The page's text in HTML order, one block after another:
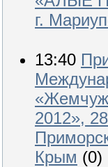
г.
13:40
2012»,
Крым (0)